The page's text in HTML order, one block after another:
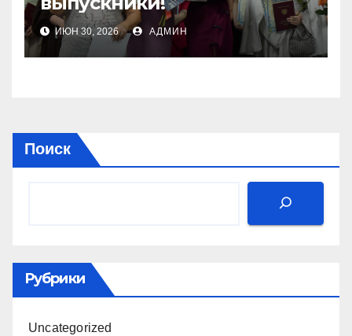
ИЮН 30, 2026 АДМИН
Поиск
Рубрики
Uncategorized